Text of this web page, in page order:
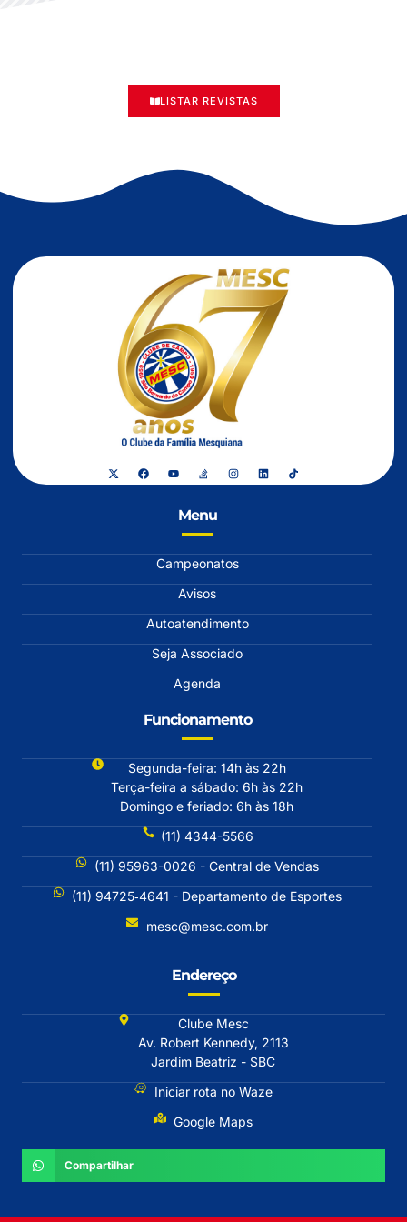
LISTAR REVISTAS
Menu
Campeonatos
Avisos
Autoatendimento
Seja Associado
Agenda
Funcionamento
Segunda-feira: 14h às 22h
Terça-feira a sábado: 6h às 22h
Domingo e feriado: 6h às 18h
(11) 4344-5566
(11) 95963-0026 - Central de Vendas
(11) 94725‐4641 - Departamento de Esportes
mesc@mesc.com.br
Endereço
Clube Mesc
Av. Robert Kennedy, 2113
Jardim Beatriz - SBC
Iniciar rota no Waze
Google Maps
Compartilhar